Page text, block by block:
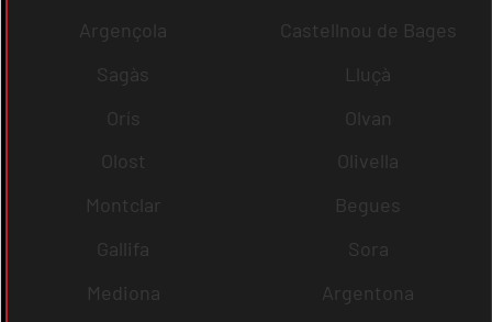
Argençola
Castellnou de Bages
Sagàs
Lluçà
Orís
Olvan
Olost
Olivella
Montclar
Begues
Gallifa
Sora
Mediona
Argentona